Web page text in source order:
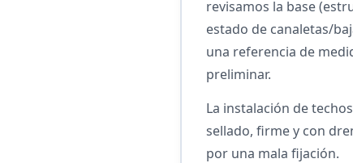
revisamos la base
estado de canaletas/
una referencia de
preliminar.
La instalación de
sellado, firme y con
por una mala fijación.